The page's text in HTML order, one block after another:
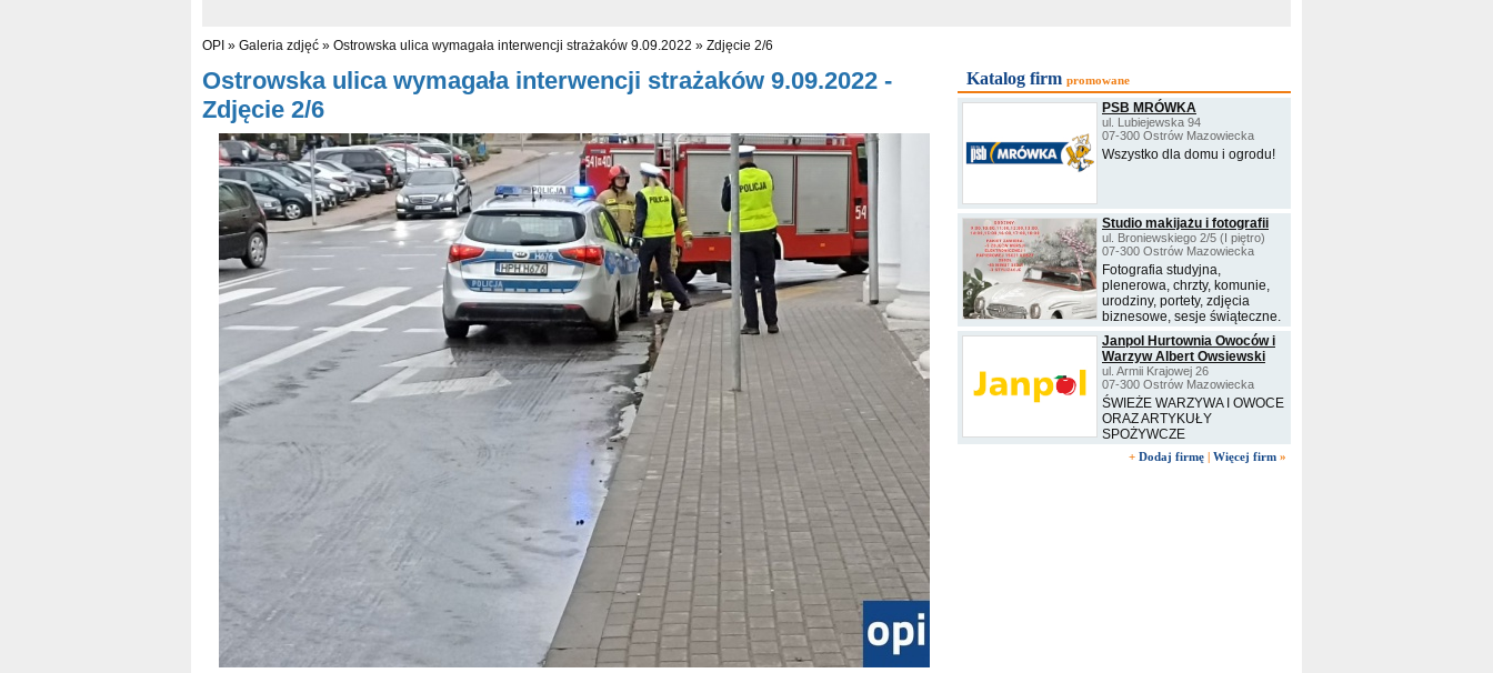
OPI » Galeria zdjęć » Ostrowska ulica wymagała interwencji strażaków 9.09.2022 » Zdjęcie 2/6
Ostrowska ulica wymagała interwencji strażaków 9.09.2022 -
Zdjęcie 2/6
Katalog firm promowane
PSB MRÓWKA
ul. Lubiejewska 94
07-300 Ostrów Mazowiecka
Wszystko dla domu i ogrodu!
Studio makijażu i fotografii
ul. Broniewskiego 2/5 (I piętro)
07-300 Ostrów Mazowiecka
Fotografia studyjna,
plenerowa, chrzty, komunie,
urodziny, portety, zdjęcia
biznesowe, sesje świąteczne.
Janpol Hurtownia Owoców i
Warzyw Albert Owsiewski
ul. Armii Krajowej 26
07-300 Ostrów Mazowiecka
ŚWIEŻE WARZYWA I OWOCE
ORAZ ARTYKUŁY
SPOŻYWCZE
+ Dodaj firmę | Więcej firm »